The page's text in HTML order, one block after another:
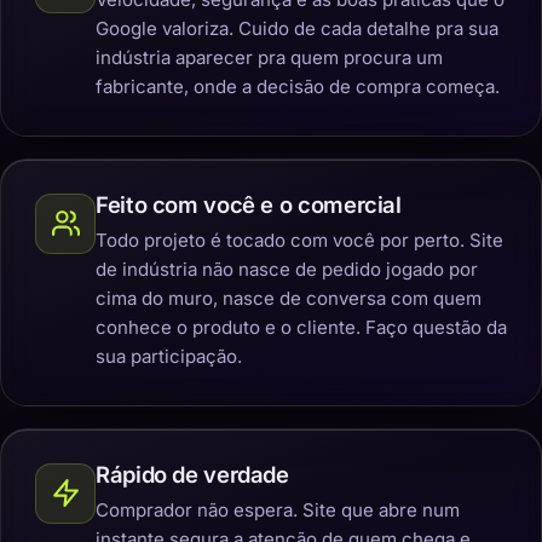
Google valoriza. Cuido de cada detalhe pra sua
indústria aparecer pra quem procura um
fabricante, onde a decisão de compra começa.
Feito com você e o comercial
Todo projeto é tocado com você por perto. Site
de indústria não nasce de pedido jogado por
cima do muro, nasce de conversa com quem
conhece o produto e o cliente. Faço questão da
sua participação.
Rápido de verdade
Comprador não espera. Site que abre num